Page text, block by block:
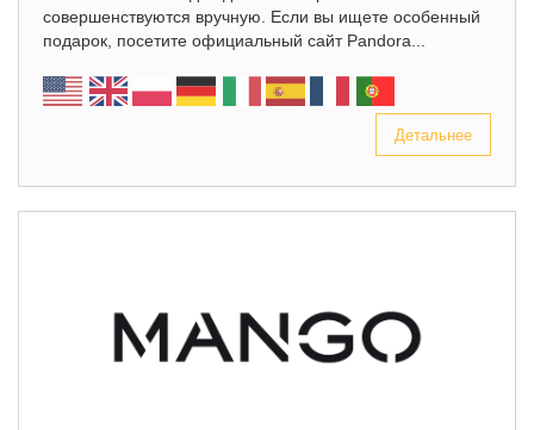
совершенствуются вручную. Если вы ищете особенный
подарок, посетите официальный сайт Pandora...
Детальнее